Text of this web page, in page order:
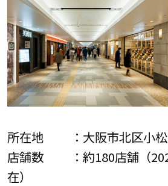
所在地 ：大阪市北区小松
店舗数 ：約180店舗（
在）